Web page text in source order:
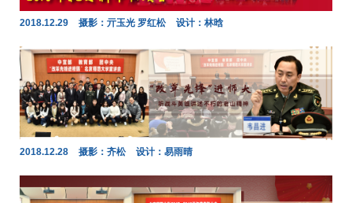
2018.12.29 摄影：亓玉光 罗红松 设计：林晗
2018.12.28 摄影：齐松 设计：易雨晴